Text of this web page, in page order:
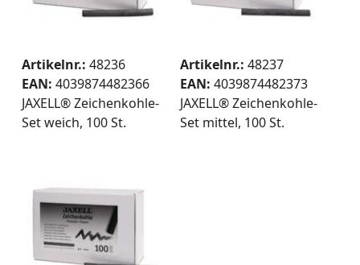
Artikelnr.: 48236
EAN: 4039874482366
JAXELL® Zeichenkohle-
Set weich, 100 St.
Artikelnr.: 48237
EAN: 4039874482373
JAXELL® Zeichenkohle-
Set mittel, 100 St.